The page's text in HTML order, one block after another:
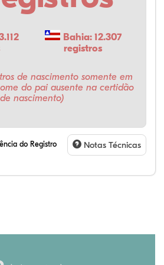
Bahia: 12.307
registros
de nascimento somente em
do pai ausente na certidão
de nascimento)
do Registro
Notas Técnicas